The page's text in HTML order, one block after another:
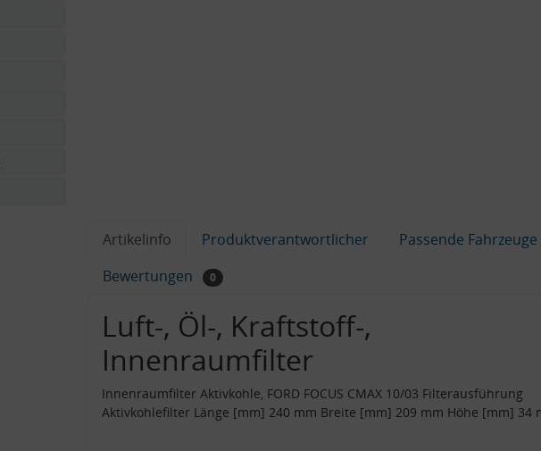
Artikelinfo Produktverantwortlicher
Passende Fahrzeuge
Bewertungen
0
Luft-, Öl-, Kraftstoff-,
Innenraumfilter
Innenraumfilter Aktivkohle, FORD FOCUS CMAX 10/03 Filterausführung
Aktivkohlefilter Länge [mm] 240 mm Breite [mm] 209 mm Höhe [mm] 34